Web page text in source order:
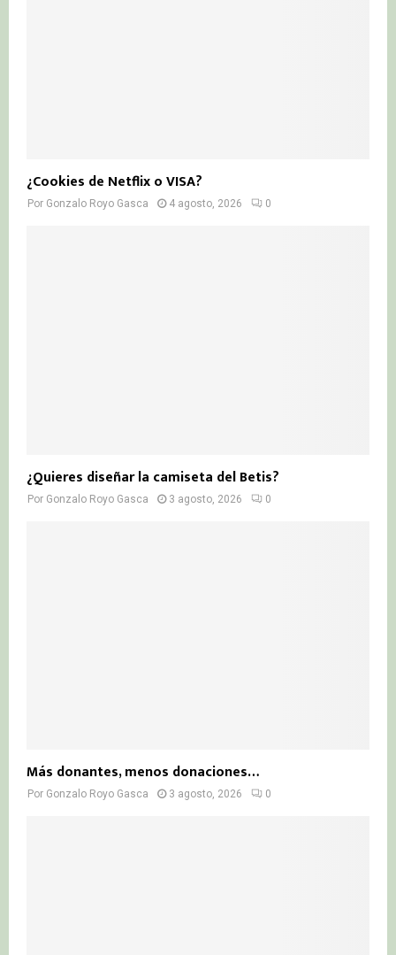
¿Cookies de Netflix o VISA?
Por Gonzalo Royo Gasca 4 agosto, 2026 0
¿Quieres diseñar la camiseta del Betis?
Por Gonzalo Royo Gasca 3 agosto, 2026 0
Más donantes, menos donaciones…
Por Gonzalo Royo Gasca 3 agosto, 2026 0